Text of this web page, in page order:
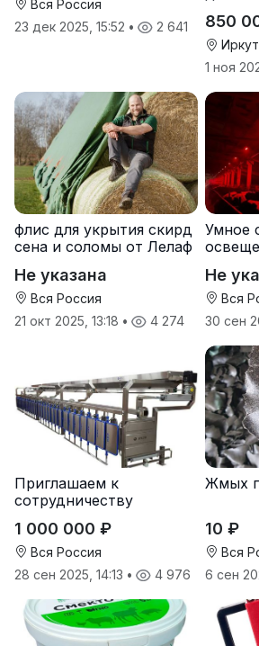
Вся Россия
23 дек 2025, 15:52 • 2 641 850
1 ноя
флис для укрытия скирд
сена и соломы от Лелаф
Не указана
Вся Россия
21 окт 2025, 13:18 • 4 274
Умное
Не
Вся
30 сен
Приглашаем к
сотрудничеству
1 000 000 ₽
Вся Россия
28 сен 2025, 14:13 • 4 976
Жмых
10 ₽
Вся
6 сен